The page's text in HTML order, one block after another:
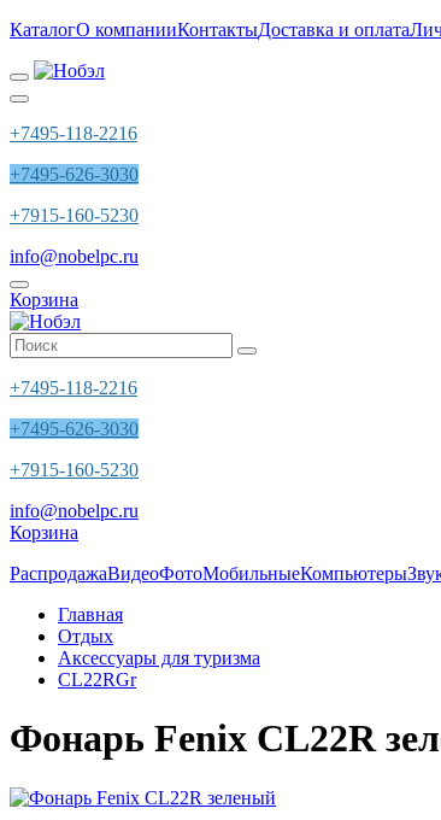
КаталогО компанииКонтактыДоставка и оплата
+7495-118-2216
+7495-626-3030
+7915-160-5230
info@nobelpc.ru
Корзина
+7495-118-2216
+7495-626-3030
+7915-160-5230
info@nobelpc.ru
Корзина
РаспродажаВидеоФотоМобильныеКомпьютеры
Главная
Отдых
Аксессуары для туризма
CL22RGr
Фонарь Fenix CL22R